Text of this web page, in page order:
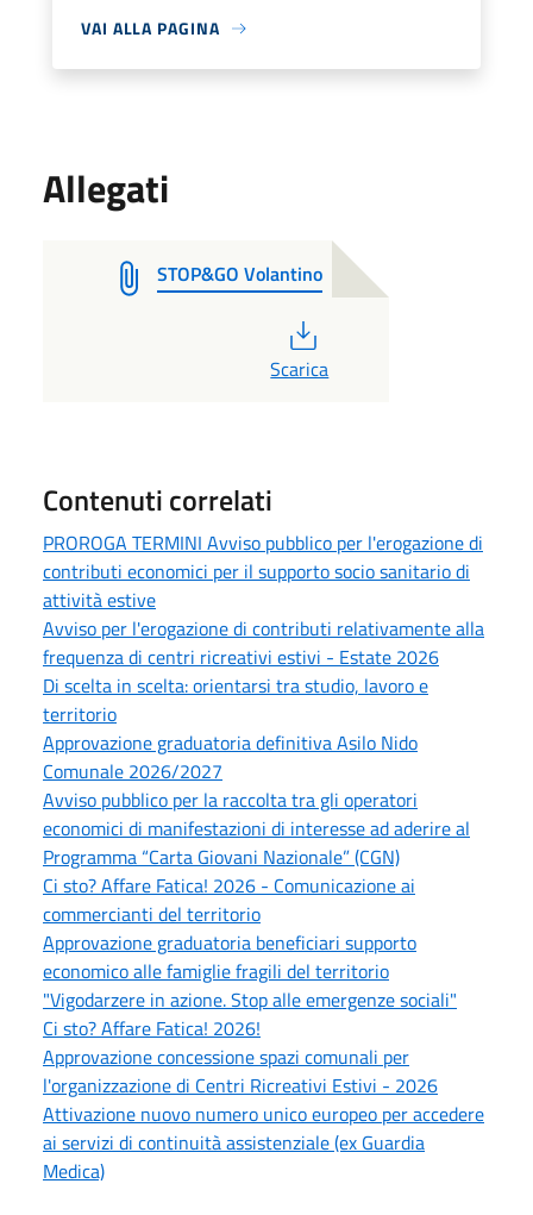
VAI ALLA PAGINA
Allegati
STOP&GO Volantino
Scarica
Contenuti correlati
PROROGA TERMINI Avviso pubblico per l'erogazione di
contributi economici per il supporto socio sanitario di
attività estive
Avviso per l'erogazione di contributi relativamente alla
frequenza di centri ricreativi estivi - Estate 2026
Di scelta in scelta: orientarsi tra studio, lavoro e
territorio
Approvazione graduatoria definitiva Asilo Nido
Comunale 2026/2027
Avviso pubblico per la raccolta tra gli operatori
economici di manifestazioni di interesse ad aderire al
Programma “Carta Giovani Nazionale” (CGN)
Ci sto? Affare Fatica! 2026 - Comunicazione ai
commercianti del territorio
Approvazione graduatoria beneficiari supporto
economico alle famiglie fragili del territorio
"Vigodarzere in azione. Stop alle emergenze sociali"
Ci sto? Affare Fatica! 2026!
Approvazione concessione spazi comunali per
l'organizzazione di Centri Ricreativi Estivi - 2026
Attivazione nuovo numero unico europeo per accedere
ai servizi di continuità assistenziale (ex Guardia
Medica)